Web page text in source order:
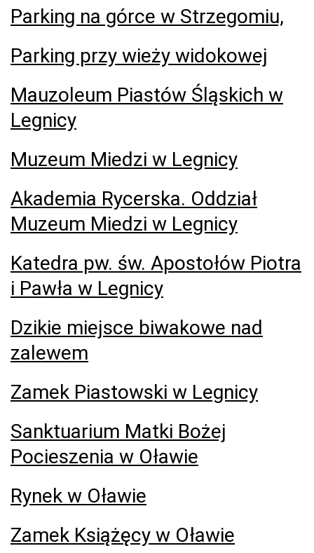
Parking na górce w Strzegomiu,
Parking przy wieży widokowej
Mauzoleum Piastów Śląskich w
Legnicy
Muzeum Miedzi w Legnicy
Akademia Rycerska. Oddział
Muzeum Miedzi w Legnicy
Katedra pw. św. Apostołów Piotra
i Pawła w Legnicy
Dzikie miejsce biwakowe nad
zalewem
Zamek Piastowski w Legnicy
Sanktuarium Matki Bożej
Pocieszenia w Oławie
Rynek w Oławie
Zamek Książęcy w Oławie